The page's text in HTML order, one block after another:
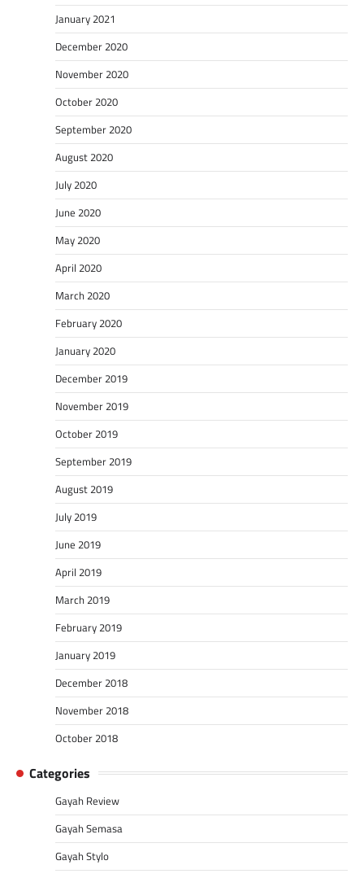
January 2021
December 2020
November 2020
October 2020
September 2020
August 2020
July 2020
June 2020
May 2020
April 2020
March 2020
February 2020
January 2020
December 2019
November 2019
October 2019
September 2019
August 2019
July 2019
June 2019
April 2019
March 2019
February 2019
January 2019
December 2018
November 2018
October 2018
Categories
Gayah Review
Gayah Semasa
Gayah Stylo